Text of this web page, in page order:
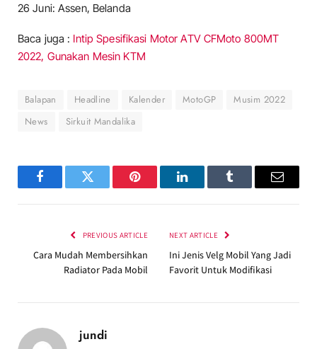
26 Juni: Assen, Belanda
Baca juga : Intip Spesifikasi Motor ATV CFMoto 800MT
2022, Gunakan Mesin KTM
Balapan Headline Kalender MotoGP
Musim 2022
News
Sirkuit Mandalika
FacebookTwitter Pinterest LinkedInTumblr Email
PREVIOUS ARTICLE
Cara Mudah Membersihkan
Radiator Pada Mobil
NEXT ARTICLE
Ini Jenis Velg Mobil Yang Jadi
Favorit Untuk Modifikasi
jundi